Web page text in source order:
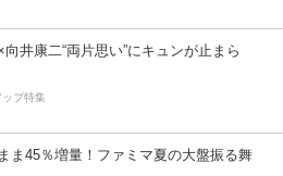
井康二“両片思い”にキュンが止まら
ップ特集
ま45％増量！ファミマ夏の大盤振る舞